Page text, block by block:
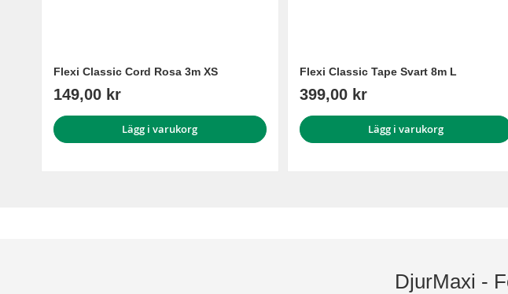
Flexi Classic Cord Rosa 3m XS
149,00 kr
Lägg i varukorg
Flexi Classic Tape Svart 8m L
399,00 kr
Lägg i varukorg
DjurMaxi -